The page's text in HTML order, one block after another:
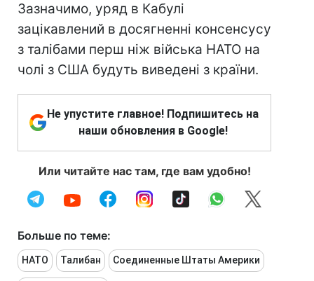
Зазначимо, уряд в Кабулі
зацікавлений в досягненні консенсусу
з талібами перш ніж війська НАТО на
чолі з США будуть виведені з країни.
Не упустите главное! Подпишитесь на
наши обновления в Google!
Или читайте нас там, где вам удобно!
Больше по теме:
НАТО Талибан Соединенные Штаты Америки